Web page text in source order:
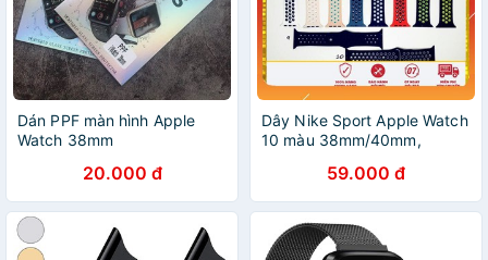
Dán PPF màn hình Apple
Watch 38mm
20.000 đ
Dây Nike Sport Apple Watch
10 màu 38mm/40mm,
59.000 đ